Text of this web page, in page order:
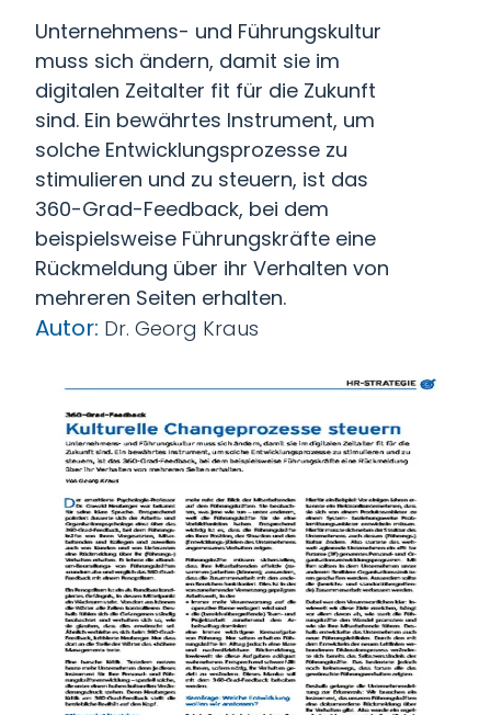
Unternehmens- und Führungskultur
muss sich ändern, damit sie im
digitalen Zeitalter fit für die Zukunft
sind. Ein bewährtes Instrument, um
solche Entwicklungsprozesse zu
stimulieren und zu steuern, ist das
360-Grad-Feedback, bei dem
beispielsweise Führungskräfte eine
Rückmeldung über ihr Verhalten von
mehreren Seiten erhalten.
Autor: Dr. Georg Kraus